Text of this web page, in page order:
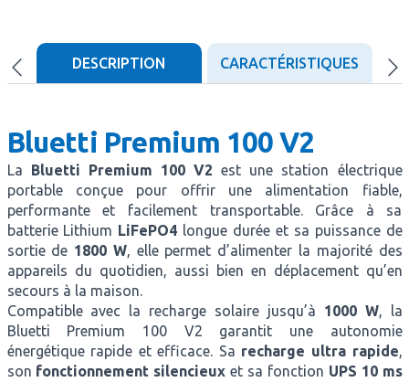
DESCRIPTION CARACTÉRISTIQUES
Bluetti Premium 100 V2
La Bluetti Premium 100 V2 est une station électrique
portable conçue pour offrir une alimentation fiable,
performante et facilement transportable. Grâce à sa
batterie Lithium LiFePO4 longue durée et sa puissance de
sortie de 1800 W, elle permet d’alimenter la majorité des
appareils du quotidien, aussi bien en déplacement qu’en
secours à la maison.
Compatible avec la recharge solaire jusqu’à 1000 W, la
Bluetti Premium 100 V2 garantit une autonomie
énergétique rapide et efficace. Sa recharge ultra rapide,
son fonctionnement silencieux et sa fonction UPS 10 ms